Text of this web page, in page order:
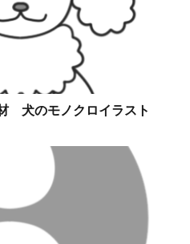
犬のモノクロイラスト